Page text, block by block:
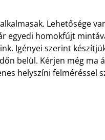
Lehetősége
egyedi homokfújt
Igényei szerint
belül. Kérjen még ma
helyszíni felméréssel